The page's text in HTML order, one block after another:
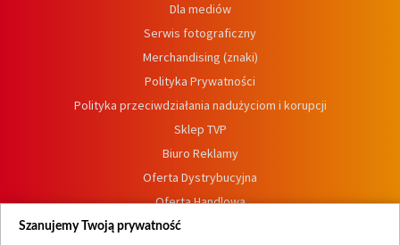
Dla mediów
Serwis fotograficzny
Merchandising (znaki)
Polityka Prywatności
Polityka przeciwdziałania nadużyciom i korupcji
Sklep TVP
Biuro Reklamy
Oferta Dystrybucyjna
Oferta Handlowa
Dostępność
Szanujemy Twoją prywatność